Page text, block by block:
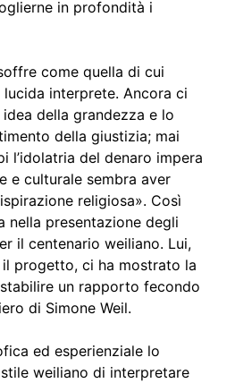
in profondità i
come quella di cui
lucida interprete. Ancora ci
della grandezza e lo
della giustizia; mai
l’idolatria del denaro impera
e culturale sembra aver
religiosa». Così
nella presentazione degli
il centenario weiliano. Lui,
progetto, ci ha mostrato la
un rapporto fecondo
di Simone Weil.
ed esperienziale lo
weiliano di interpretare